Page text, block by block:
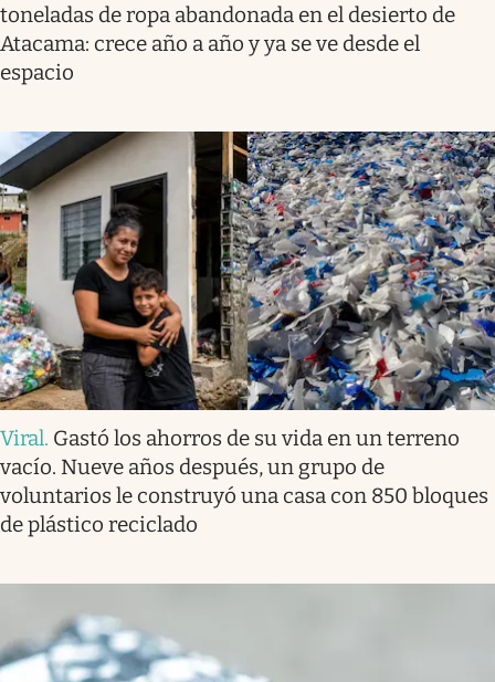
toneladas de ropa abandonada en el desierto de
Atacama: crece año a año y ya se ve desde el
espacio
Viral. Gastó los ahorros de su vida en un terreno
vacío. Nueve años después, un grupo de
voluntarios le construyó una casa con 850 bloques
de plástico reciclado